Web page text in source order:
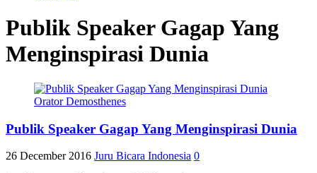
Publik Speaker Gagap Yang
Menginspirasi Dunia
Publik Speaker Gagap Yang Menginspirasi Dunia
26 December 2016 Juru Bicara Indonesia 0